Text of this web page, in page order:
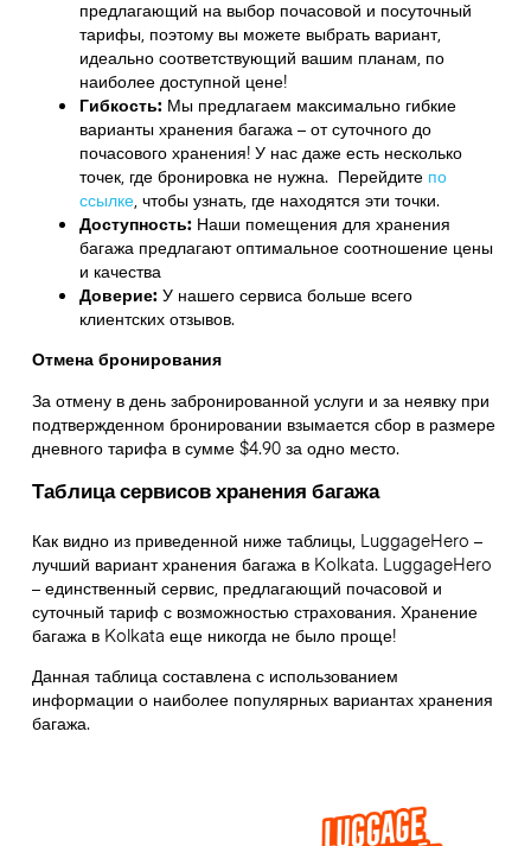
предлагающий на выбор почасовой и посуточный
тарифы, поэтому вы можете выбрать вариант,
идеально соответствующий вашим планам, по
наиболее доступной цене!
Гибкость: Мы предлагаем максимально гибкие
варианты хранения багажа – от суточного до
почасового хранения! У нас даже есть несколько
точек, где бронировка не нужна. Перейдите по
ссылке,чтобы узнать, где находятся эти точки.
Доступность: Наши помещения для хранения
багажа предлагают оптимальное соотношение цены
и качества
Доверие: У нашего сервиса больше всего
клиентских отзывов.
Отмена бронирования
За отмену в день забронированной услуги и за неявку при
подтвержденном бронировании взымается сбор в размере
дневного тарифа в сумме $4.90 за одно место.
Таблица сервисов хранения багажа
Как видно из приведенной ниже таблицы, LuggageHero –
лучший вариант хранения багажа в Kolkata. LuggageHero
– единственный сервис, предлагающий почасовой и
суточный тариф с возможностью страхования. Хранение
багажа в Kolkata еще никогда не было проще!
Данная таблица составлена с использованием
информации о наиболее популярных вариантах хранения
багажа.